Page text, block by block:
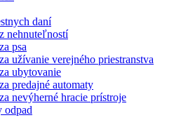
daní
nehnuteľností
psa
užívanie verejného priestranstva
ubytovanie
predajné automaty
nevýherné hracie prístroje
odpad